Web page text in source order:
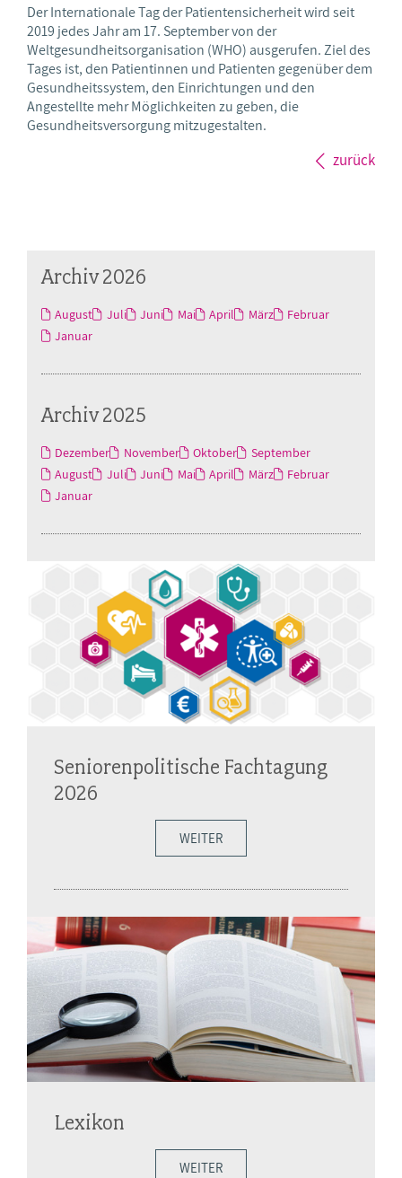
Der Internationale Tag der Patientensicherheit wird seit
2019 jedes Jahr am 17. September von der
Weltgesundheitsorganisation (WHO) ausgerufen. Ziel des
Tages ist, den Patientinnen und Patienten gegenüber dem
Gesundheitssystem, den Einrichtungen und den
Angestellte mehr Möglichkeiten zu geben, die
Gesundheitsversorgung mitzugestalten.
zurück
Archiv 2026
August Juli Juni Mai April März
Februar
Januar
Archiv 2025
Dezember November Oktober
September
August
Juli Juni Mai April März
Februar
Januar
Seniorenpolitische Fachtagung
2026
WEITER
Lexikon
WEITER